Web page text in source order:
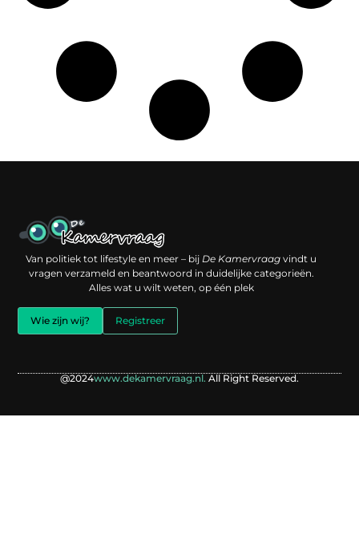
Van politiek tot lifestyle en meer – bijDe Kamervraag vindt u
vragen verzameld en beantwoord in duidelijke categorieën.
Alles wat u wilt weten, op één plek
Wie zijn wij? Registreer
@2024www.dekamervraag.nl. All Right Reserved.